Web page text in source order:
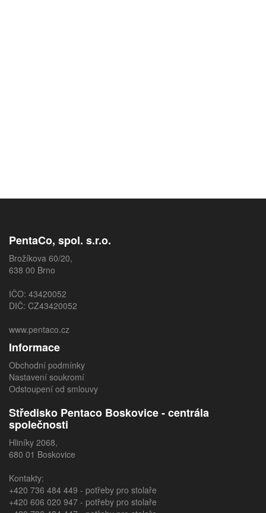
PentaCo, spol. s.r.o.
Brožíkova 60/20,
638 00 Brno
IČO: 43420052
DIČ: CZ43420052
www.pentaco.cz
Informace
Obchodní podmínky
Nastavení soukromí
Odstoupení od smlouvy
Středisko Pentaco Boskovice - centrála
společnosti
Hliníky 2068,
680 01 Boskovice
Kontakty:
+420 736 484 449 - potřeby pro stolaře
+420 606 020 947 - potřeby pro stolaře